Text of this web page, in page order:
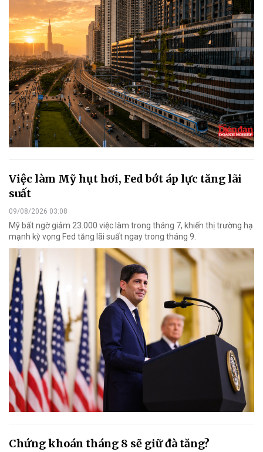
Việc làm Mỹ hụt hơi, Fed bớt áp lực tăng lãi
suất
09/08/2026 03:08
Mỹ bất ngờ giảm 23.000 việc làm trong tháng 7, khiến thị trường hạ
mạnh kỳ vọng Fed tăng lãi suất ngay trong tháng 9.
Chứng khoán tháng 8 sẽ giữ đà tăng?